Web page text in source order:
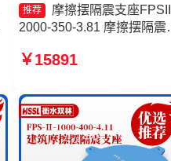
推荐
摩擦摆隔震支座
2000-350-3.81 摩擦摆隔震
摩擦摆式减震支座源头工
￥15891